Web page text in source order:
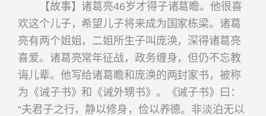
【故事】诸葛亮46岁才得子诸葛瞻。他很喜
欢这个儿子，希望儿子将来成为国家栋梁。诸葛
亮有两个姐姐，二姐所生子叫庞涣，深得诸葛亮
喜爱。诸葛亮常年征战，政务缠身，但仍不忘教
诲儿辈。他写给诸葛瞻和庞涣的两封家书，被称
为《诫子书》和《诫外甥书》。《诫子书》曰：
“夫君子之行，静以修身，俭以养德。非淡泊无以